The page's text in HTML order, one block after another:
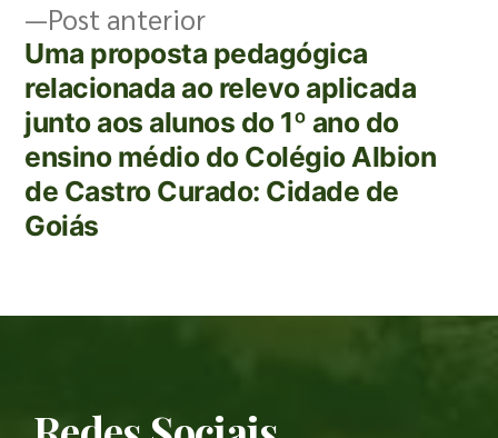
Post anterior
Uma proposta pedagógica
relacionada ao relevo aplicada
junto aos alunos do 1º ano do
ensino médio do Colégio Albion
de Castro Curado: Cidade de
Goiás